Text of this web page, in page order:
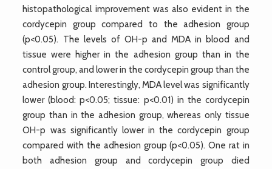
histopathological improvement was also evident in the
cordycepin group compared to the adhesion group
(p<0.05). The levels of OH-p and MDA in blood and
tissue were higher in the adhesion group than in the
control group, and lower in the cordycepin group than the
adhesion group. Interestingly, MDA level was significantly
lower (blood: p<0.05; tissue: p<0.01) in the cordycepin
group than in the adhesion group, whereas only tissue
OH-p was significantly lower in the cordycepin group
compared with the adhesion group (p<0.05). One rat in
both adhesion group and cordycepin group died